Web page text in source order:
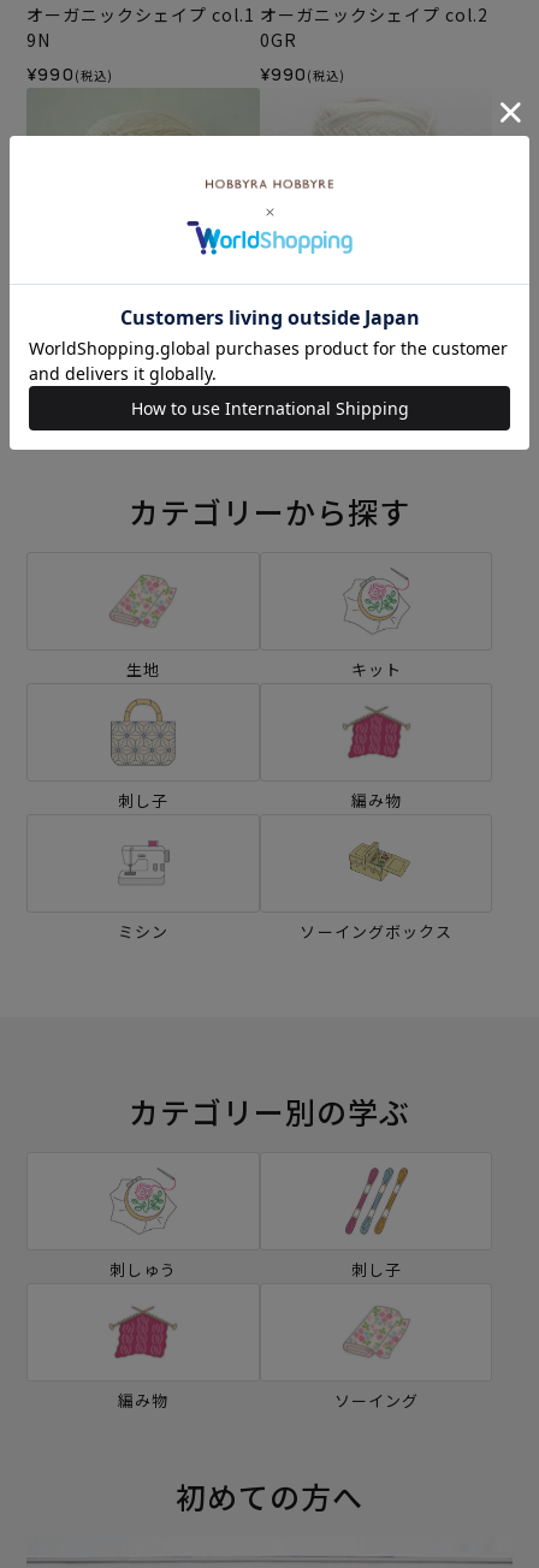
オーガニックシェイプ col.1
9N
¥990 (税込)
オーガニックシェイプ col.2
0GR
¥990 (税込)
オーガニックシェイプ col.
11IV
オーガニックシェイプ col.
¥990(税込)
カテゴリーから探す
生地 キット
刺し子 編み物
ミシン ソーイングボックス
カテゴリー別の学ぶ
刺しゅう 刺し子
編み物 ソーイング
初めての方へ